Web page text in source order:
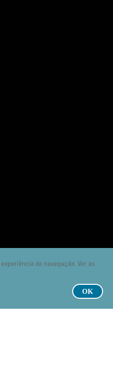
de navegação. Ver as
OK